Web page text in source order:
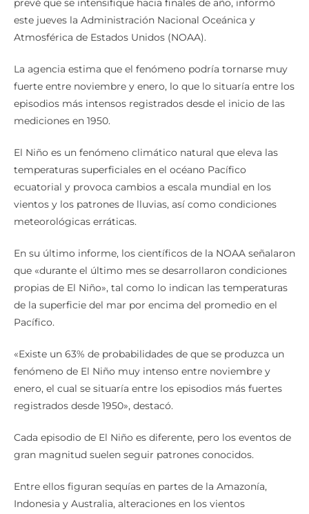
prevé que se intensifique hacia finales de año, informó
este jueves la Administración Nacional Oceánica y
Atmosférica de Estados Unidos (NOAA).
La agencia estima que el fenómeno podría tornarse muy
fuerte entre noviembre y enero, lo que lo situaría entre los
episodios más intensos registrados desde el inicio de las
mediciones en 1950.
El Niño es un fenómeno climático natural que eleva las
temperaturas superficiales en el océano Pacífico
ecuatorial y provoca cambios a escala mundial en los
vientos y los patrones de lluvias, así como condiciones
meteorológicas erráticas.
En su último informe, los científicos de la NOAA señalaron
que «durante el último mes se desarrollaron condiciones
propias de El Niño», tal como lo indican las temperaturas
de la superficie del mar por encima del promedio en el
Pacífico.
«Existe un 63% de probabilidades de que se produzca un
fenómeno de El Niño muy intenso entre noviembre y
enero, el cual se situaría entre los episodios más fuertes
registrados desde 1950», destacó.
Cada episodio de El Niño es diferente, pero los eventos de
gran magnitud suelen seguir patrones conocidos.
Entre ellos figuran sequías en partes de la Amazonía,
Indonesia y Australia, alteraciones en los vientos